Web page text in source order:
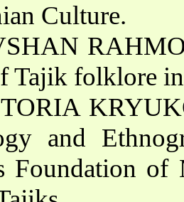
Culture.
Tajik folklore
and
Foundation